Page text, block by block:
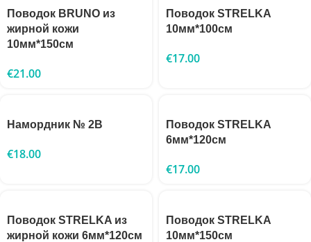
Поводок BRUNO из
жирной кожи
10мм*150см
€21.00
Поводок STRELKA
10мм*100см
€17.00
Намордник № 2B
€18.00
Поводок STRELKA
6мм*120см
€17.00
Поводок STRELKA из
жирной кожи 6мм*120см
Поводок STRELKA
10мм*150см